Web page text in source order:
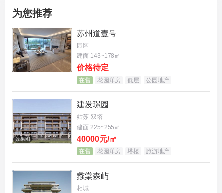
【面积】：95平-135平
【总价】：490—780万（折扣优惠力度大）
【层高】：3.15米
【容积率】：1.8
【得房率】：75%
【绿化率】：50%
为您推荐
苏州道壹号
园区
建面 143~178㎡
价格待定
在售 花园洋房 低层 公园地产
效果图
建发璟园
姑苏-双塔
建面 225~255㎡
40000元/㎡
在售 花园洋房 塔楼 旅游地产
蠡棠森屿
相城